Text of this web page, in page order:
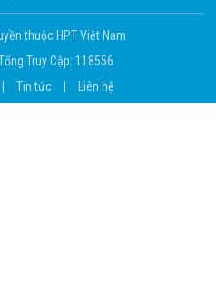
thuộc HPT Việt Nam
Truy Cập: 118556
Tin tức Liên hệ